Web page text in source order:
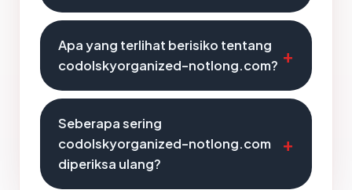
Apa yang terlihat berisiko tentang
codolskyorganized-notlong.com?
Seberapa sering
codolskyorganized-notlong.com
diperiksa ulang?